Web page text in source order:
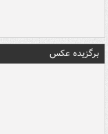
برگزیده عکس